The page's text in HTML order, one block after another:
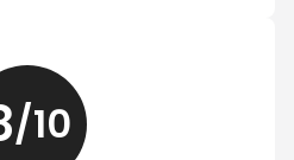
/10